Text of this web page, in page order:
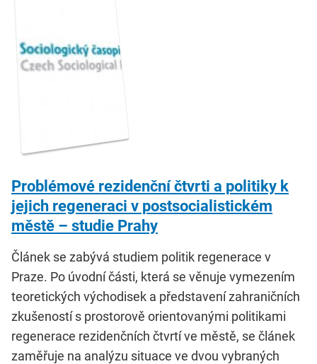
Problémové rezidenční čtvrti a politiky k
jejich regeneraci v postsocialistickém
městě – studie Prahy
Článek se zabývá studiem politik regenerace v
Praze. Po úvodní části, která se věnuje vymezením
teoretických východisek a představení zahraničních
zkušeností s prostorově orientovanými politikami
regenerace rezidenčních čtvrtí ve městě, se článek
zaměřuje na analýzu situace ve dvou vybraných